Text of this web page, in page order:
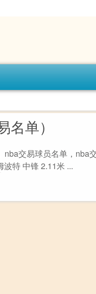
单）
交易球员名单，nba
特 中锋 2.11米 ...